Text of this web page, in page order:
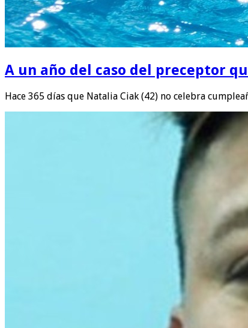
A un año del caso del preceptor
Hace 365 días que Natalia Ciak (42) no celebra